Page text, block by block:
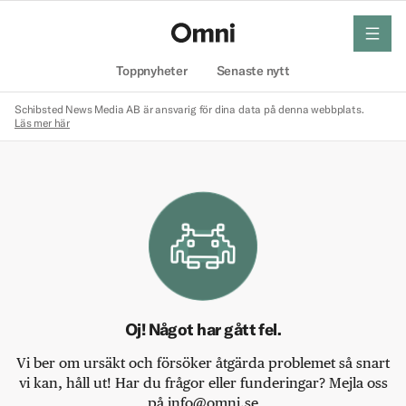
Toppnyheter Senaste nytt
meny
Schibsted News Media AB är ansvarig för dina data på denna webbplats.
Läs mer här
Oj! Något har gått fel.
Vi ber om ursäkt och försöker åtgärda problemet så snart
vi kan, håll ut! Har du frågor eller funderingar? Mejla oss